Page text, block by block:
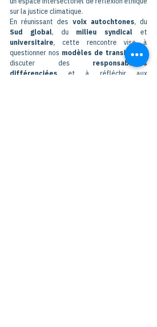
sur la justice climatique.
En réunissant des voix autochtones
Sud global, du milieu syndical
universitaire, cette rencontre vise à
questionner nos modèles de transition, à
discuter des responsabilités
différenciées